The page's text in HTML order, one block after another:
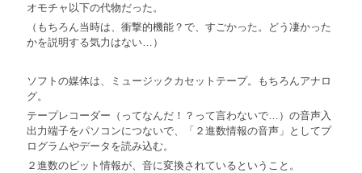
オモチャ以下の代物だった。
（もちろん当時は、衝撃的機能？で、すごかった。どう凄かった
かを説明する気力はない…）
ソフトの媒体は、ミュージックカセットテープ。もちろんアナロ
グ。
テープレコーダー（ってなんだ！？って言わないで…）の音声入
出力端子をパソコンにつないで、「２進数情報の音声」としてプ
ログラムやデータを読み込む。
２進数のビット情報が、音に変換されているということ。